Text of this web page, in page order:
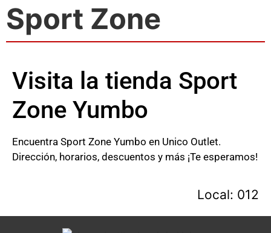
Sport Zone
Visita la tienda Sport
Zone Yumbo
Encuentra Sport Zone Yumbo en Unico Outlet.
Dirección, horarios, descuentos y más ¡Te esperamos!
Local: 012